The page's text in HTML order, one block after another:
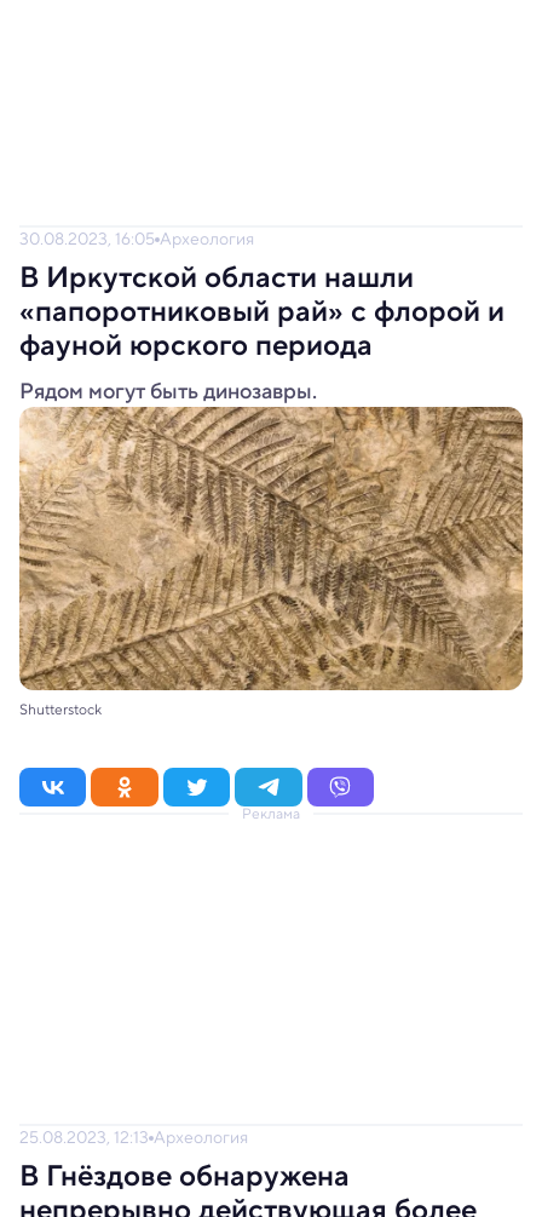
30.08.2023, 16:05 Археология
В Иркутской области нашли
«папоротниковый рай» с флорой и
фауной юрского периода
Рядом могут быть динозавры.
Shutterstock
Реклама
25.08.2023, 12:13 Археология
В Гнёздове обнаружена